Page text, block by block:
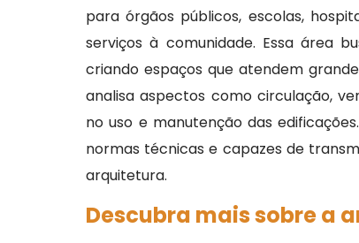
para órgãos públicos, escolas,
serviços à comunidade. Essa área
criando espaços que atendem
analisa aspectos como circulação,
no uso e manutenção das
normas técnicas e capazes de
arquitetura.
Descubra mais sobre a